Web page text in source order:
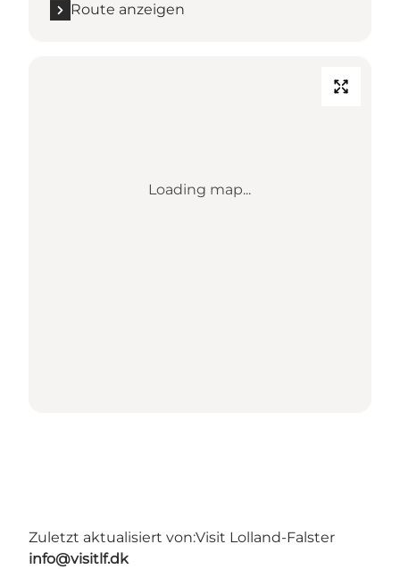
Route anzeigen
Loading map...
Zuletzt aktualisiert von:Visit Lolland-Falster
info@visitlf.dk